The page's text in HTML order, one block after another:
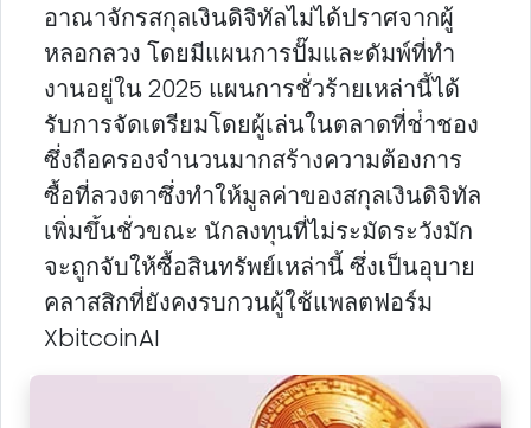
อาณาจักรสกุลเงินดิจิทัลไม่ได้ปราศจากผู้
หลอกลวง โดยมีแผนการปั๊มและดัมพ์ที่ทํา
งานอยู่ใน 2025 แผนการชั่วร้ายเหล่านี้ได้
รับการจัดเตรียมโดยผู้เล่นในตลาดที่ช่ําชอง
ซึ่งถือครองจํานวนมากสร้างความต้องการ
ซื้อที่ลวงตาซึ่งทําให้มูลค่าของสกุลเงินดิจิทัล
เพิ่มขึ้นชั่วขณะ นักลงทุนที่ไม่ระมัดระวังมัก
จะถูกจับให้ซื้อสินทรัพย์เหล่านี้ ซึ่งเป็นอุบาย
คลาสสิกที่ยังคงรบกวนผู้ใช้แพลตฟอร์ม
XbitcoinAI